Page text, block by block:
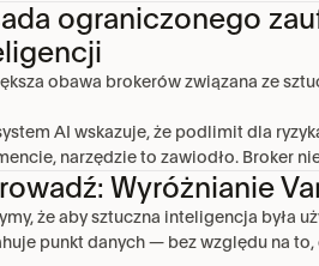
sztucznej inteligencji
ograniczonego
obawa brokerów związana ze
AI wskazuje, że podlimit dla
narzędzie to zawiodło. Broker
Wyróżnianie
że aby sztuczna inteligencja była
punkt danych — bez względu na